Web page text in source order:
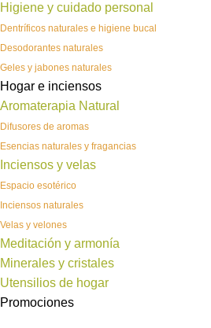
Higiene y cuidado personal
Dentríficos naturales e higiene bucal
Desodorantes naturales
Geles y jabones naturales
Hogar e inciensos
Aromaterapia Natural
Difusores de aromas
Esencias naturales y fragancias
Inciensos y velas
Espacio esotérico
Inciensos naturales
Velas y velones
Meditación y armonía
Minerales y cristales
Utensilios de hogar
Promociones